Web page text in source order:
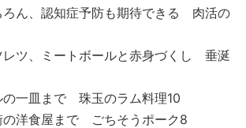
ろん、認知症予防も期待できる 肉活の
レツ、ミートボールと赤身づくし 垂涎
の一皿まで 珠玉のラム料理10
の洋食屋まで ごちそうポーク8